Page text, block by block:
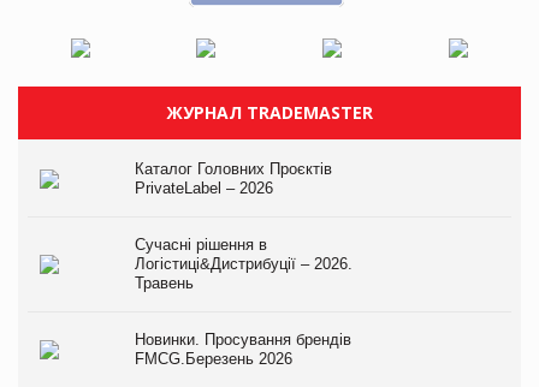
ЖУРНАЛ TRADEMASTER
Каталог Головних Проєктів
PrivateLabel – 2026
Сучасні рішення в
Логістиці&Дистрибуції – 2026.
Травень
Новинки. Просування брендів
FMCG.Березень 2026